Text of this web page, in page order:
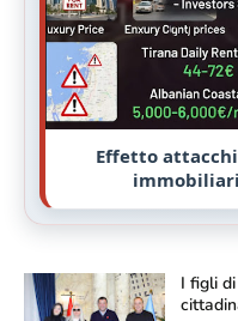
Effetto
I figli